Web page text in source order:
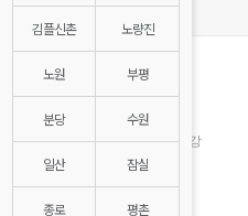
김플신촌 노량진
노원 부평
분당 수원
일산 잠실
종로 평촌
종합반 개강안내
8월 수강신청
인문계 8월 개강
자연계 8월 개강
2028대비 1학년 반 8월 개강
김영플러스 8월 개강
자연계전문관 8월 개강